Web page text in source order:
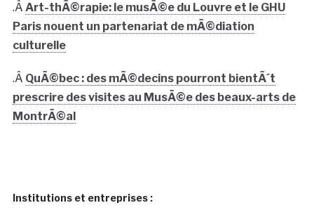
.Â Art-thÃ©rapie: le musÃ©e du Louvre et le GHU
Paris nouent un partenariat de mÃ©diation
culturelle
.Â QuÃ©bec : des mÃ©decins pourront bientÃ´t
prescrire des visites au MusÃ©e des beaux-arts de
MontrÃ©al
Institutions et entreprises :